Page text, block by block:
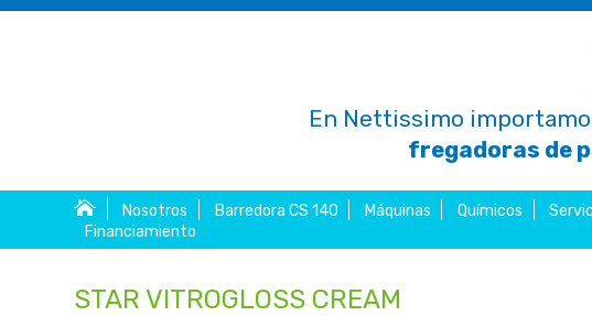
En Nettissimo
fregadoras de
Nosotros Barredora CS 140 Máquinas Químicos
Financiamiento
STAR VITROGLOSS CREAM